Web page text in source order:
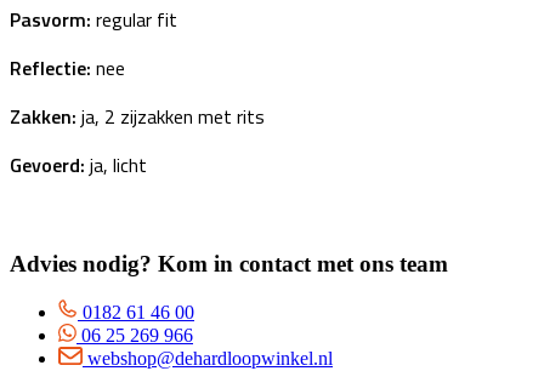
Pasvorm: regular fit
Reflectie: nee
Zakken: ja, 2 zijzakken met rits
Gevoerd: ja, licht
Advies nodig? Kom in contact met ons team
0182 61 46 00
06 25 269 966
webshop@dehardloopwinkel.nl